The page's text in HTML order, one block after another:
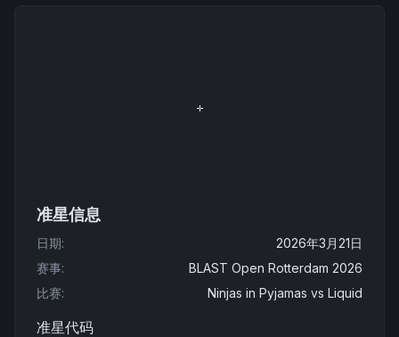
准星信息
日期:
2026年3月21日
赛事:
BLAST Open Rotterdam 2026
比赛: Ninjas in Pyjamas vs Liquid
准星代码